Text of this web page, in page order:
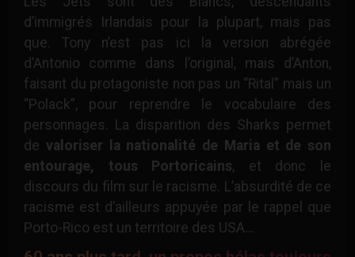
d’immigrés Irlandais pour la plupart, mais pas
que. Tony n’est pas ici la version abrégée
d’Antonio comme dans l’original, mais d’Anton,
faisant du protagoniste non pas un “Rital” mais un
“Polack”, pour reprendre le vocabulaire des
personnages. La disparition des Sharks permet
de valoriser la nationalité de Maria et de son
entourage, tous Portoricains, et donc le
discours du film sur le racisme. L’absurdité de ce
racisme est d’ailleurs appuyée par le rappel que
Porto-Rico est un territoire des USA…